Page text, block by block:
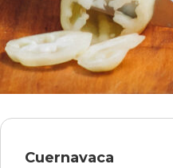
Cuernavaca